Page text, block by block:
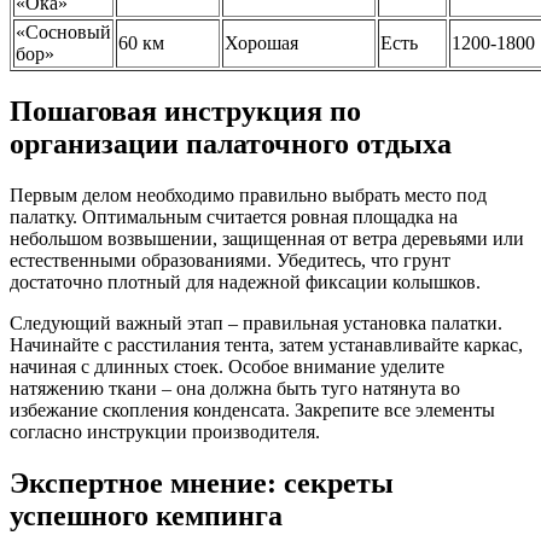
«Сосновый
бор»
60 км Хорошая Есть 1200-1800
Пошаговая инструкция по
организации палаточного отдыха
Первым делом необходимо правильно выбрать место под
палатку. Оптимальным считается ровная площадка на
небольшом возвышении, защищенная от ветра деревьями или
естественными образованиями. Убедитесь, что грунт
достаточно плотный для надежной фиксации колышков.
Следующий важный этап – правильная установка палатки.
Начинайте с расстилания тента, затем устанавливайте каркас,
начиная с длинных стоек. Особое внимание уделите
натяжению ткани – она должна быть туго натянута во
избежание скопления конденсата. Закрепите все элементы
согласно инструкции производителя.
Экспертное мнение: секреты
успешного кемпинга